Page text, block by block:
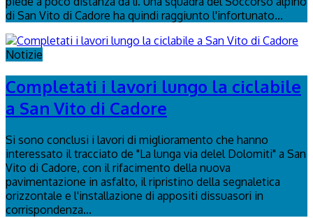
di San Vito di Cadore ha quindi raggiunto l'infortunato...
Notizie
Completati i lavori lungo la ciclabile
a San Vito di Cadore
Si sono conclusi i lavori di miglioramento che hanno
interessato il tracciato de "La lunga via delel Dolomiti" a San
Vito di Cadore, con il rifacimento della nuova
pavimentazione in asfalto, il ripristino della segnaletica
orizzontale e l'installazione di appositi dissuasori in
corrispondenza...